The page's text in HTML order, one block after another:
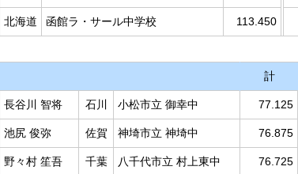
北海道 函館ラ・サール中学校 113.450
計
長谷川 智将 石川 小松市立 御幸中 77.125
池尻 俊弥 佐賀 神埼市立 神埼中 76.875
野々村 笙吾 千葉 八千代市立 村上東中 76.725